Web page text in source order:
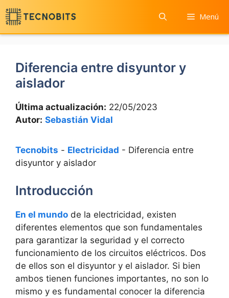
Saltar
al
contenido
Menú
Diferencia entre disyuntor y
aislador
Última actualización: 22/05/2023
Autor: Sebastián Vidal
Tecnobits - Electricidad - Diferencia entre
disyuntor y aislador
Introducción
En el mundo de la electricidad, existen
diferentes elementos que son fundamentales
para garantizar la seguridad y el correcto
funcionamiento de los circuitos eléctricos. Dos
de ellos son el disyuntor y el aislador. Si bien
ambos tienen funciones importantes, no son lo
mismo y es fundamental conocer la diferencia